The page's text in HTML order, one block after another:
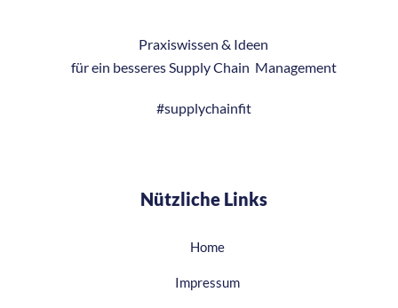
Praxiswissen & Ideen
für ein besseresSupply Chain Management
#supplychainfit
Nützliche Links
Home
Impressum